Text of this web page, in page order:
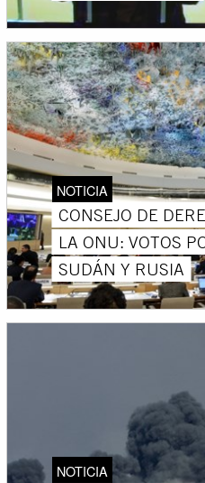
NOTICIA
CONSEJO DE
LA ONU: VOTOS
SUDÁN Y RUSIA
NOTICIA